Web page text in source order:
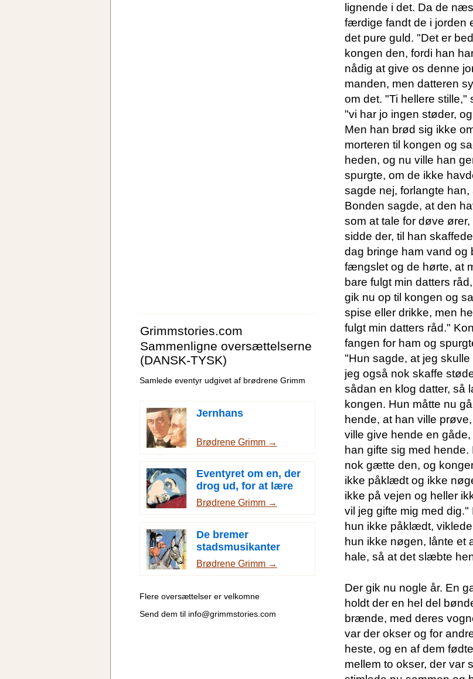
Grimmstories.com
Sammenligne oversættelserne
(DANSK-TYSK)
Samlede eventyr udgivet af brødrene Grimm
Jernhans
Brødrene Grimm →
Eventyret om en, der
drog ud, for at lære
frygt at kende
Brødrene Grimm →
De bremer
stadsmusikanter
Brødrene Grimm →
Flere oversættelser er velkomne
Send dem til info@grimmstories.com
lignende i det. Da de
færdige fandt de i jorden
det pure guld. "Det er
kongen den, fordi han
nådig at give os denne
manden, men datteren
om det. "Ti hellere stille,"
"vi har jo ingen støder,
Men han brød sig ikke
morteren til kongen og
heden, og nu ville han
spurgte, om de ikke
sagde nej, forlangte
Bonden sagde, at den
som at tale for døve
sidde der, til han
dag bringe ham vand og
fængslet og de hørte, at
bare fulgt min datters
gik nu op til kongen og
spise eller drikke, men
fulgt min datters råd."
fangen for ham og
"Hun sagde, at jeg
jeg også nok skaffe
sådan en klog datter, så
kongen. Hun måtte nu
hende, at han ville
ville give hende en
han gifte sig med
nok gætte den, og
ikke påklædt og ikke
ikke på vejen og heller
vil jeg gifte mig med
hun ikke påklædt,
hun ikke nøgen, lånte et
hale, så at det slæbte
Der gik nu nogle år. En
holdt der en hel del
brænde, med deres
var der okser og for
heste, og en af dem
mellem to okser, der var